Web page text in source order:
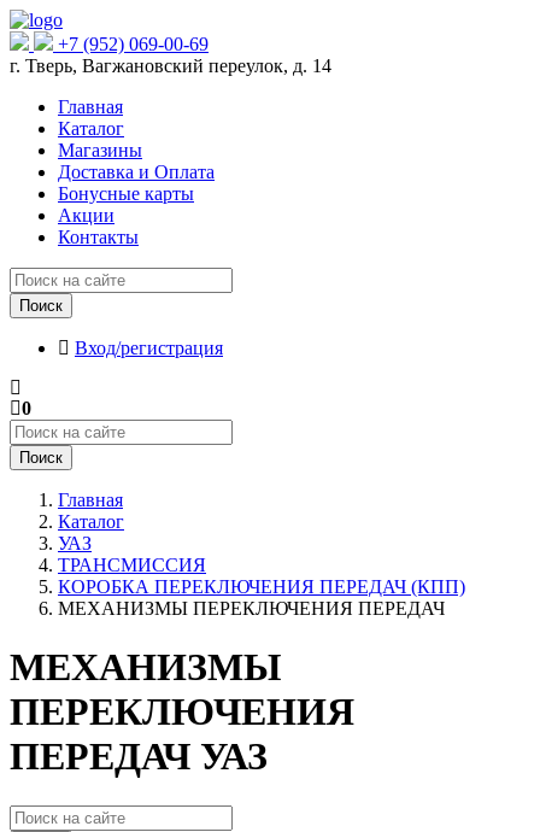
+7 (952) 069-00-69
г. Тверь, Вагжановский переулок, д. 14
Главная
Каталог
Магазины
Доставка и Оплата
Бонусные карты
Акции
Контакты
Поиск
Вход/регистрация
0
Поиск
Главная
Каталог
УАЗ
ТРАНСМИССИЯ
КОРОБКА ПЕРЕКЛЮЧЕНИЯ ПЕРЕДАЧ (КПП)
МЕХАНИЗМЫ ПЕРЕКЛЮЧЕНИЯ ПЕРЕДАЧ
МЕХАНИЗМЫ
ПЕРЕКЛЮЧЕНИЯ
ПЕРЕДАЧ УАЗ